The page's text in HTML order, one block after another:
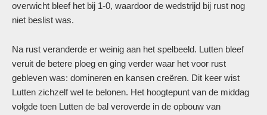
overwicht bleef het bij 1-0, waardoor de wedstrijd bij rust nog
niet beslist was.
Na rust veranderde er weinig aan het spelbeeld. Lutten bleef
veruit de betere ploeg en ging verder waar het voor rust
gebleven was: domineren en kansen creëren. Dit keer wist
Lutten zichzelf wel te belonen. Het hoogtepunt van de middag
volgde toen Lutten de bal veroverde in de opbouw van